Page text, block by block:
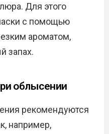
Для этого
с помощью
ароматом,
запах.
облысении
рекомендуются
например,